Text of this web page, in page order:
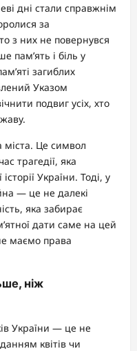
дні стали справжнім
за
з них не повернувся
пам’ять і біль у
загиблих
Указом
подвиг усіх, хто
міста. Це символ
трагедії, яка
України. Тоді, у
— це не далекі
яка забирає
дати саме на цей
маємо права
ніж
України — це не
квітів чи